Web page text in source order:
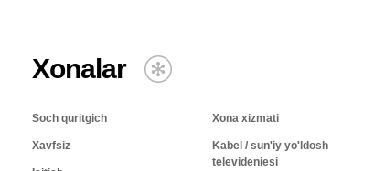
Xonalar
Soch quritgich
Xavfsiz
Xona xizmati
Kabel / sun'iy yo'ldosh
televideniesi